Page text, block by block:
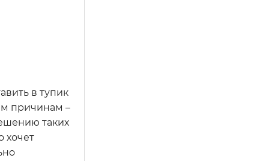
в тупик
причинам –
таких
хочет